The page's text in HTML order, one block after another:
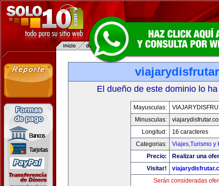
El dueño de este dominio lo
Mayusculas:
Minusculas:
Longitud:
16 caracteres
Categorias:
Viajes,Turismo y
Precio:
Realizar una
Visitar!
Serán consideradas